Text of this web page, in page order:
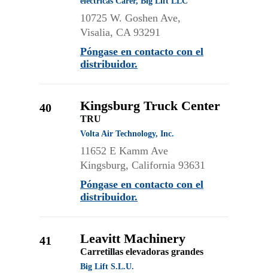
10725 W. Goshen Ave,
Visalia, CA 93291
Póngase en contacto con el
distribuidor.
40 Kingsburg Truck Center
TRU
Volta Air Technology, Inc.
11652 E Kamm Ave
Kingsburg, California 93631
Póngase en contacto con el
distribuidor.
41 Leavitt Machinery
Carretillas elevadoras grandes
Big Lift S.L.U.